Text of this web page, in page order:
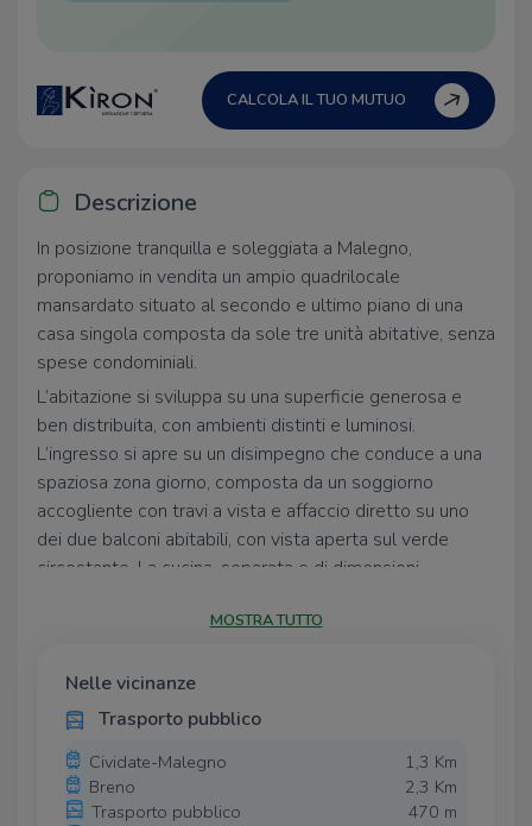
CALCOLA IL TUO MUTUO
Descrizione
In posizione tranquilla e soleggiata a Malegno,
proponiamo in vendita un ampio quadrilocale
mansardato situato al secondo e ultimo piano di una
casa singola composta da sole tre unità abitative, senza
spese condominiali.
L’abitazione si sviluppa su una superficie generosa e
ben distribuita, con ambienti distinti e luminosi.
L’ingresso si apre su un disimpegno che conduce a una
spaziosa zona giorno, composta da un soggiorno
accogliente con travi a vista e affaccio diretto su uno
dei due balconi abitabili, con vista aperta sul verde
circostante. La cucina, separata e di dimensioni
bagno finestrato. L’intera unità è caratterizzata da
soffitti in legno con travi a vista che donano calore agli
ambienti, mentre le grandi finestre assicurano un’ottima
luminosità durante tutto il giorno.
L’immobile dispone inoltre di una porzione esclusiva di
MOSTRA TUTTO
Nelle vicinanze
Trasporto pubblico
Cividate-Malegno
1,3 Km
Breno
2,3 Km
Trasporto pubblico
470 m